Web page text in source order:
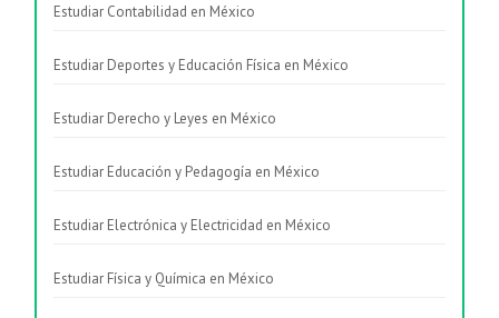
Estudiar Contabilidad en México
Estudiar Deportes y Educación Física en México
Estudiar Derecho y Leyes en México
Estudiar Educación y Pedagogía en México
Estudiar Electrónica y Electricidad en México
Estudiar Física y Química en México